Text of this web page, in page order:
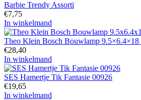
Barbie Trendy Assorti
€7,75
In winkelmand
Theo Klein Bosch Bouwlamp
€28,40
In winkelmand
SES Hamertje Tik Fantasie 00926
€19,65
In winkelmand